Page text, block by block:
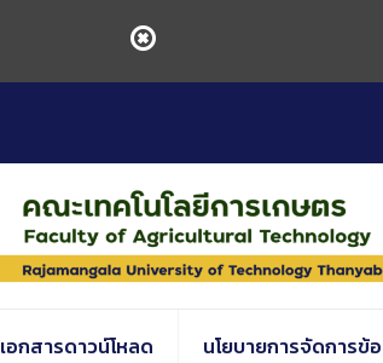
เอกสารดาวน์โหลด นโยบายการจัดการข้